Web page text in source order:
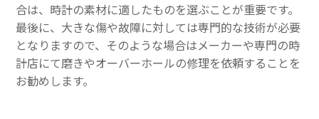
合は、時計の素材に適したものを選ぶことが重要です。
最後に、大きな傷や故障に対しては専門的な技術が必要
となりますので、そのような場合はメーカーや専門の時
計店にて磨きやオーバーホールの修理を依頼することを
お勧めします。